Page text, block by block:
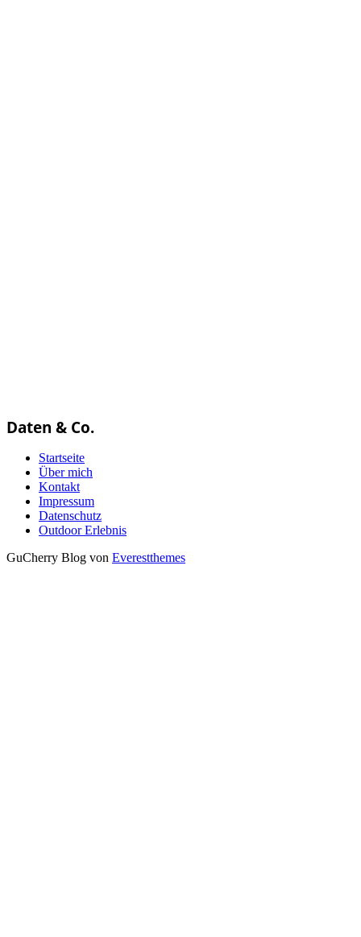
Daten & Co.
Startseite
Über mich
Kontakt
Impressum
Datenschutz
Outdoor Erlebnis
GuCherry Blog von Everestthemes